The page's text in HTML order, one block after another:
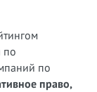
по
по
право,